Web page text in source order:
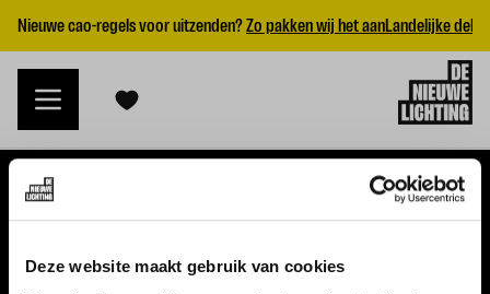
Deze website maakt gebruik van cookies
Nieuwe cao-regels voor uitzenden?Zo pakken wij het aanLandelijke
VACATURES